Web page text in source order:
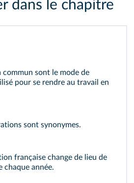
dans le chapitre
commun sont le mode de
pour se rendre au travail en
sont synonymes.
française change de lieu de
chaque année.